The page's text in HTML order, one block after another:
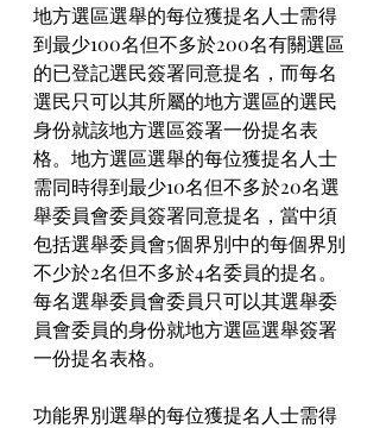
地方選區選舉的每位獲提名人士需得
到最少100名但不多於200名有關選區
的已登記選民簽署同意提名，而每名
選民只可以其所屬的地方選區的選民
身份就該地方選區簽署一份提名表
格。地方選區選舉的每位獲提名人士
需同時得到最少10名但不多於20名選
舉委員會委員簽署同意提名，當中須
包括選舉委員會5個界別中的每個界別
不少於2名但不多於4名委員的提名。
每名選舉委員會委員只可以其選舉委
員會委員的身份就地方選區選舉簽署
一份提名表格。
功能界別選舉的每位獲提名人士需得